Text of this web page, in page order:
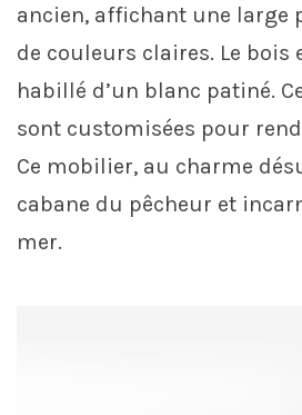
ancien, affichant une large
de couleurs claires. Le bois
habillé d’un blanc patiné.
sont customisées pour
Ce mobilier, au charme
cabane du pêcheur et
mer.